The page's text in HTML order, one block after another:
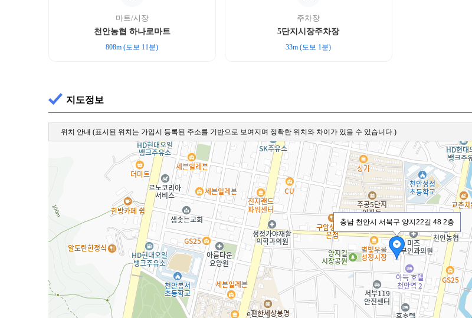
마트/시장
천안농협 하나로마트
808m (도보 11분)
주차장
5단지시장주차장
33m (도보 1분)
지도정보
위치 안내 (표시된 위치는 가입시 등록된 주소를 기반으로 보여지며 정확한 위치와 차이가 있을 수 있습니다.)
충남 천안시 서북구 양지22길 48 2층